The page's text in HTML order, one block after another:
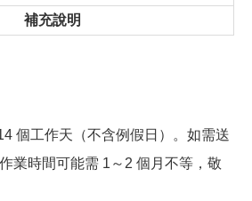
補充說明
個工作天（不含例假日）。如需送
業時間可能需 1～2 個月不等，敬